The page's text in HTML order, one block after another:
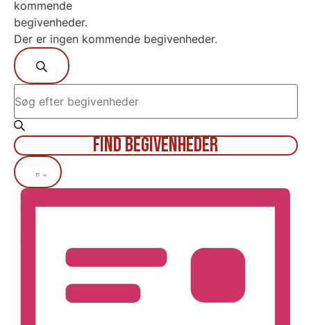
kommende
begivenheder.
Der er ingen kommende begivenheder.
Begivenheder
Søgning
og
visninger
Navigation
Søg efter begivenheder
Skriv
nøgleord.
Søg
efter
Begivenheder
på
nøgleord.
Find Begivenheder
Begivenhed
Visninger
Navigation
Liste